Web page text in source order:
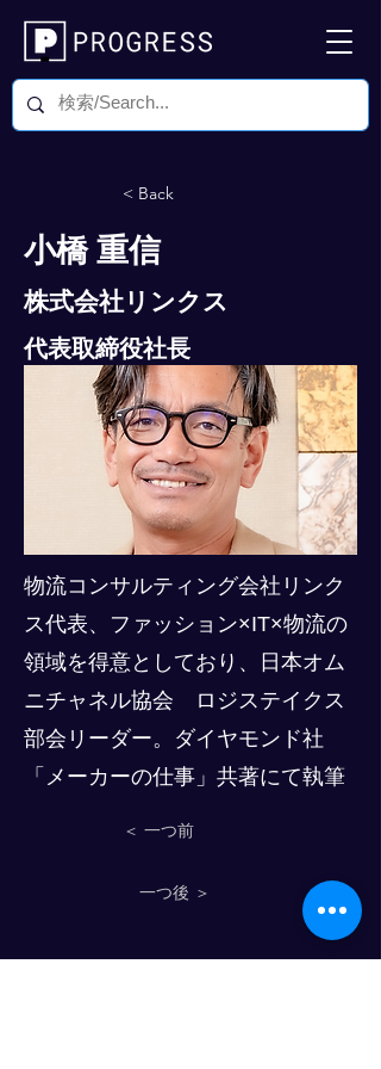
< Back
小橋 重信
株式会社リンクス
代表取締役社長
物流コンサルティング会社リンク
ス代表、ファッション×IT×物流の
領域を得意としており、日本オム
ニチャネル協会 ロジステイクス
部会リーダー。ダイヤモンド社
「メーカーの仕事」共著にて執筆
＜ 一つ前
一つ後 ＞